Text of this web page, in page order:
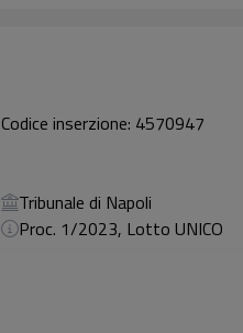
Codice inserzione: 4570947
Tribunale di Napoli
Proc. 1/2023, Lotto UNICO